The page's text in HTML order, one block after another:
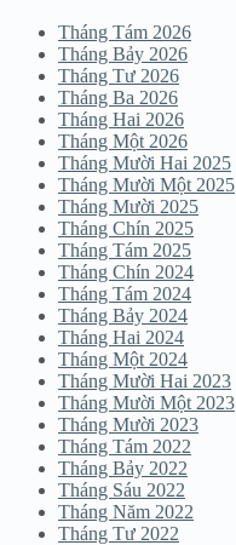
Tháng Tám 2026
Tháng Bảy 2026
Tháng Tư 2026
Tháng Ba 2026
Tháng Hai 2026
Tháng Một 2026
Tháng Mười Hai 2025
Tháng Mười Một 2025
Tháng Mười 2025
Tháng Chín 2025
Tháng Tám 2025
Tháng Chín 2024
Tháng Tám 2024
Tháng Bảy 2024
Tháng Hai 2024
Tháng Một 2024
Tháng Mười Hai 2023
Tháng Mười Một 2023
Tháng Mười 2023
Tháng Tám 2022
Tháng Bảy 2022
Tháng Sáu 2022
Tháng Năm 2022
Tháng Tư 2022